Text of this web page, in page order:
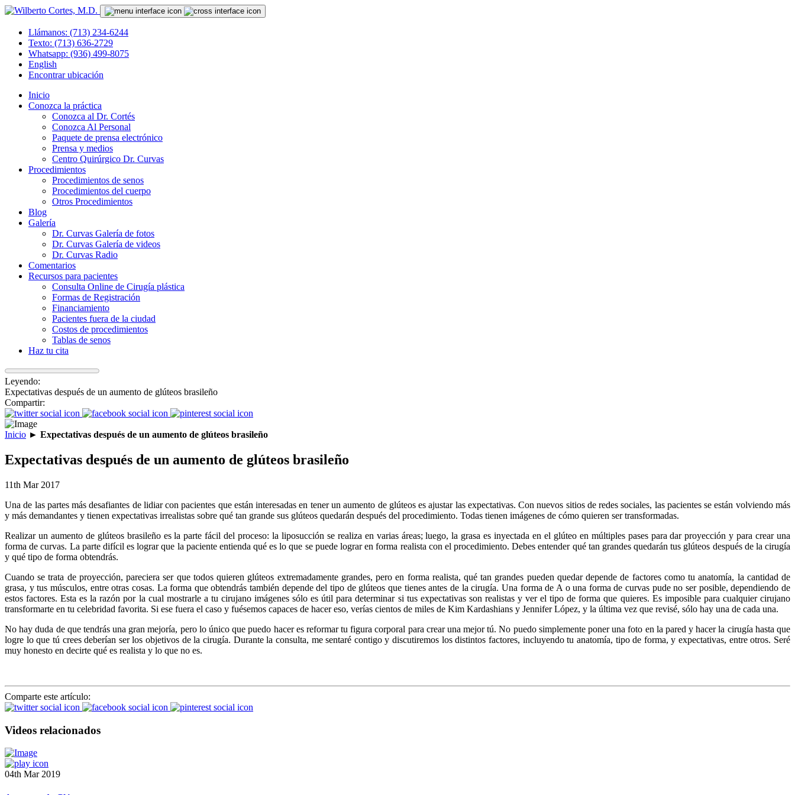
Llámanos: (713) 234-6244
Texto: (713) 636-2729
Whatsapp: (936) 499-8075
English
Encontrar ubicación
Inicio
Conozca la práctica
Conozca al Dr. Cortés
Conozca Al Personal
Paquete de prensa electrónico
Prensa y medios
Centro Quirúrgico Dr. Curvas
Procedimientos
Procedimientos de senos
Procedimientos del cuerpo
Otros Procedimientos
Blog
Galería
Dr. Curvas Galería de fotos
Dr. Curvas Galería de videos
Dr. Curvas Radio
Comentarios
Recursos para pacientes
Consulta Online de Cirugía plástica
Formas de Registración
Financiamiento
Pacientes fuera de la ciudad
Costos de procedimientos
Tablas de senos
Haz tu cita
Leyendo:
Expectativas después de un aumento de glúteos brasileño
Compartir:
Inicio ► Expectativas después de un aumento de glúteos brasileño
Expectativas después de un aumento de glúteos brasileño
11th Mar 2017
Una de las partes más desafiantes de lidiar con pacientes que están interesadas en tener un aumento de glúteos es ajustar las expectativas. Con nuevos sitios de redes sociales, las pacientes se están volviendo más
y más demandantes y tienen expectativas irrealistas sobre qué tan grande sus glúteos quedarán después del procedimiento. Todas tienen imágenes de cómo quieren ser transformadas.
Realizar un aumento de glúteos brasileño es la parte fácil del proceso: la liposucción se realiza en varias áreas; luego, la grasa es inyectada en el glúteo en múltiples pases para dar proyección y para crear una
forma de curvas. La parte difícil es lograr que la paciente entienda qué es lo que se puede lograr en forma realista con el procedimiento. Debes entender qué tan grandes quedarán tus glúteos después de la cirugía
y qué tipo de forma obtendrás.
Cuando se trata de proyección, pareciera ser que todos quieren glúteos extremadamente grandes, pero en forma realista, qué tan grandes pueden quedar depende de factores como tu anatomía, la cantidad de
grasa, y tus músculos, entre otras cosas. La forma que obtendrás también depende del tipo de glúteos que tienes antes de la cirugía. Una forma de A o una forma de curvas pude no ser posible, dependiendo de
estos factores. Esta es la razón por la cual mostrarle a tu cirujano imágenes sólo es útil para determinar si tus expectativas son realistas y ver el tipo de forma que quieres. Es imposible para cualquier cirujano
transformarte en tu celebridad favorita. Si ese fuera el caso y fuésemos capaces de hacer eso, verías cientos de miles de Kim Kardashians y Jennifer López, y la última vez que revisé, sólo hay una de cada una.
No hay duda de que tendrás una gran mejoría, pero lo único que puedo hacer es reformar tu figura corporal para crear una mejor tú. No puedo simplemente poner una foto en la pared y hacer la cirugía hasta que
logre lo que tú crees deberían ser los objetivos de la cirugía. Durante la consulta, me sentaré contigo y discutiremos los distintos factores, incluyendo tu anatomía, tipo de forma, y expectativas, entre otros. Seré
muy honesto en decirte qué es realista y lo que no es.
Comparte este artículo:
Videos relacionados
04th Mar 2019